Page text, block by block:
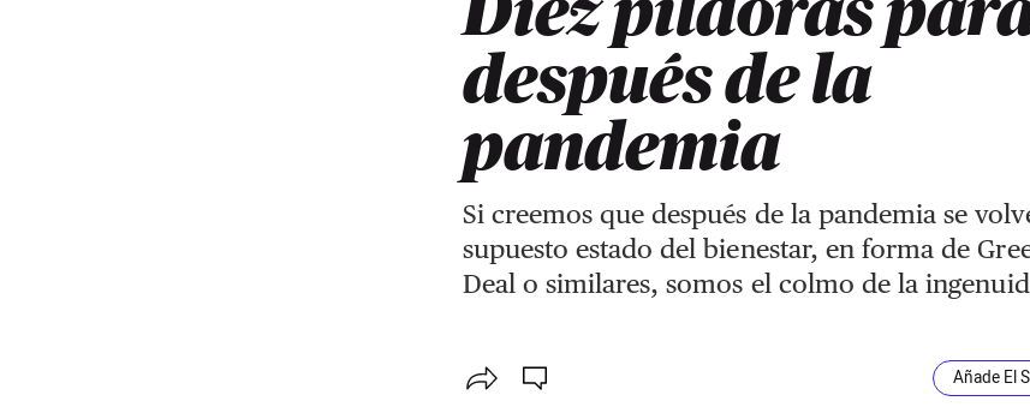
Diez píldoras
después de la
pandemia
Si creemos que después de la pandemia se
supuesto estado del bienestar, en forma de
Deal o similares, somos el colmo de la
Añade El